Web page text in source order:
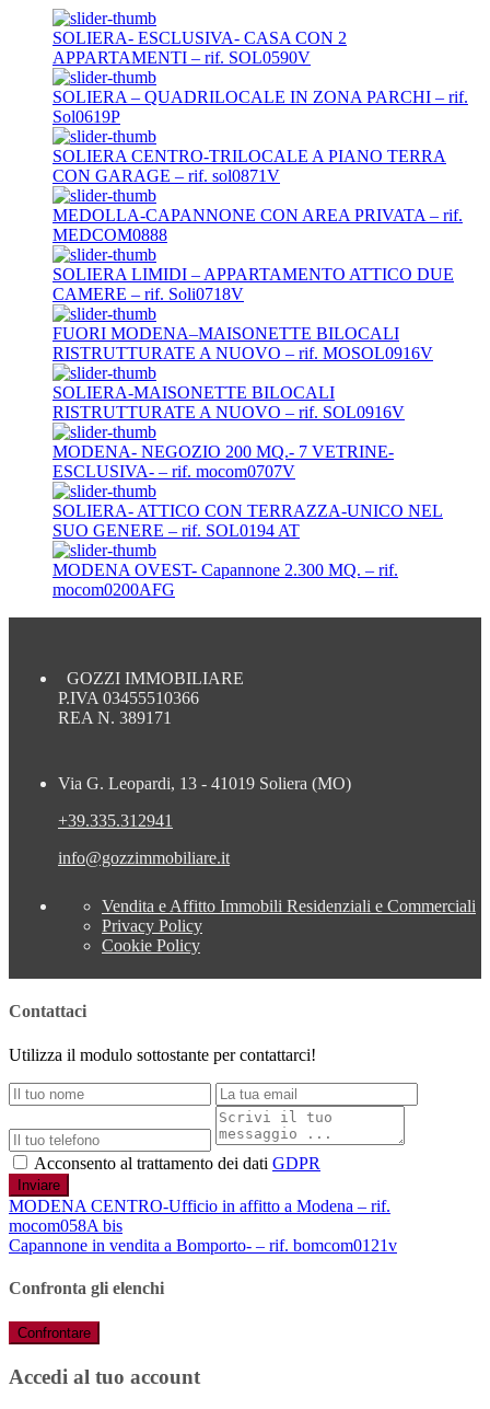
SOLIERA- ESCLUSIVA- CASA CON 2
APPARTAMENTI – rif. SOL0590V
SOLIERA – QUADRILOCALE IN ZONA PARCHI – rif.
Sol0619P
SOLIERA CENTRO-TRILOCALE A PIANO TERRA
CON GARAGE – rif. sol0871V
MEDOLLA-CAPANNONE CON AREA PRIVATA – rif.
MEDCOM0888
SOLIERA LIMIDI – APPARTAMENTO ATTICO DUE
CAMERE – rif. Soli0718V
FUORI MODENA–MAISONETTE BILOCALI
RISTRUTTURATE A NUOVO – rif. MOSOL0916V
SOLIERA-MAISONETTE BILOCALI
RISTRUTTURATE A NUOVO – rif. SOL0916V
MODENA- NEGOZIO 200 MQ.- 7 VETRINE-
ESCLUSIVA- – rif. mocom0707V
SOLIERA- ATTICO CON TERRAZZA-UNICO NEL
SUO GENERE – rif. SOL0194 AT
MODENA OVEST- Capannone 2.300 MQ. – rif.
mocom0200AFG
GOZZI IMMOBILIARE
P.IVA 03455510366
REA N. 389171
Via G. Leopardi, 13 - 41019 Soliera (MO)
+39.335.312941
info@gozzimmobiliare.it
Vendita e Affitto Immobili Residenziali e Commerciali
Privacy Policy
Cookie Policy
Contattaci
Utilizza il modulo sottostante per contattarci!
Acconsento al trattamento dei dati GDPR
Inviare
MODENA CENTRO-Ufficio in affitto a Modena – rif.
mocom058A bis
Capannone in vendita a Bomporto- – rif. bomcom0121v
Confronta gli elenchi
Confrontare
Accedi al tuo account